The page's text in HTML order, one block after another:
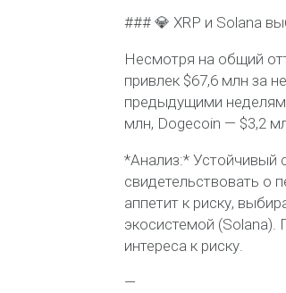
### 💎 XRP и Solana
Несмотря на общий
привлек $67,6 млн за
предыдущими
млн, Dogecoin — $3,2
*Анализ:* Устойчивый
свидетельствовать о
аппетит к риску,
экосистемой (Solana).
интереса к риску.
—